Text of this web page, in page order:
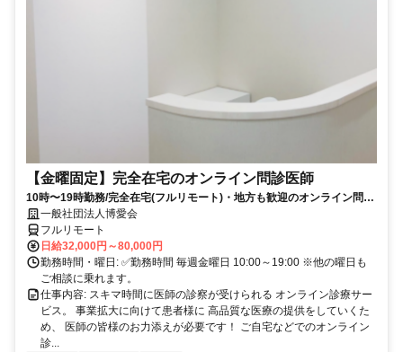
【金曜固定】完全在宅のオンライン問診医師
10時〜19時勤務/完全在宅(フルリモート)・地方も歓迎のオンライン問診
業務一般社団法人博愛会
フルリモート
日給32,000円～80,000円
勤務時間・曜日: ✅勤務時間 毎週金曜日 10:00～19:00 ※他の曜日も
ご相談に乗れます。
仕事内容: スキマ時間に医師の診察が受けられる オンライン診療サー
ビス。 事業拡大に向けて患者様に 高品質な医療の提供をしていくた
め、 医師の皆様のお力添えが必要です！ ご自宅などでのオンライン
診...